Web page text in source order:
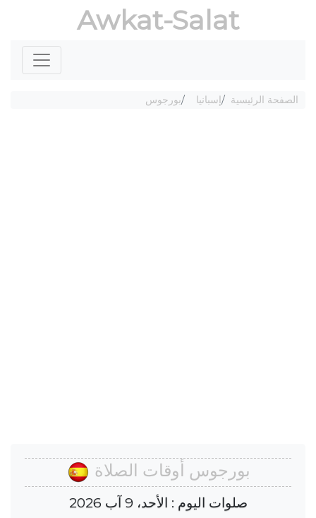
Awkat-Salat
الصفحة الرئيسية إسبانيا بورجوس
بورجوس أوقات الصلاة
صلوات اليوم : الأحد، 9 آب 2026